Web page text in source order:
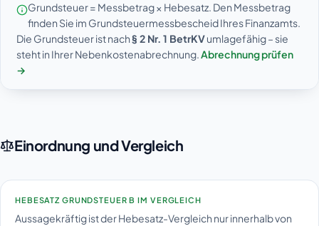
Grundsteuer = Messbetrag × Hebesatz. Den Messbetrag
finden Sie im Grundsteuermessbescheid Ihres Finanzamts.
Die Grundsteuer ist nach§ 2 Nr. 1 BetrKVumlagefähig – sie
steht in Ihrer Nebenkostenabrechnung.Abrechnung prüfen
→
Einordnung und Vergleich
HEBESATZ GRUNDSTEUER B IM VERGLEICH
Aussagekräftig ist der Hebesatz-Vergleich nur innerhalb von